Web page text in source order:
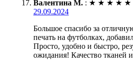
Валентина М. : ★ ★ ★ ★ ★
29.09.2024
Большое спасибо за
печать на футболках,
Просто, удобно и быстро,
ожидания! Качество тканей